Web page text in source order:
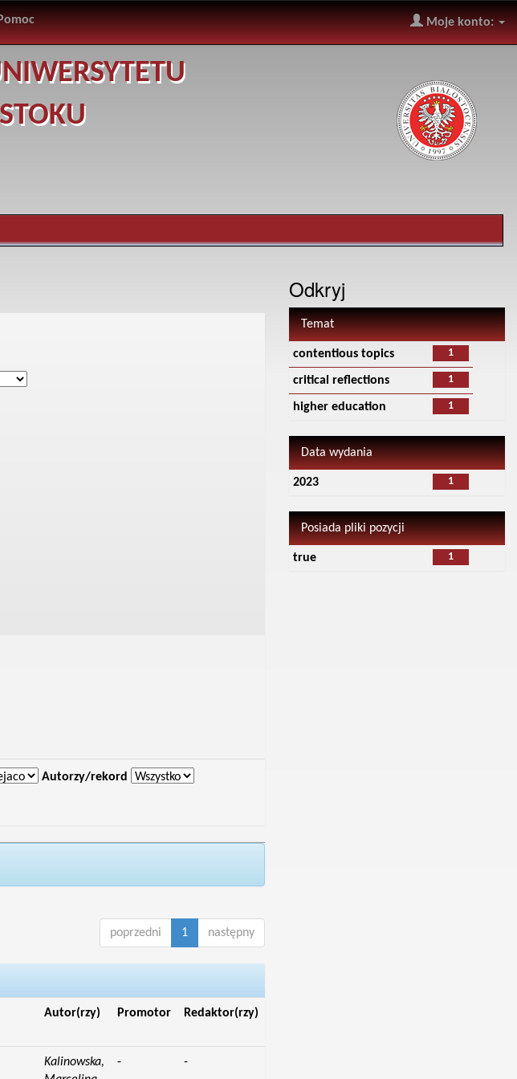
Moje konto:
Autorzy/rekord
poprzedni 1 następny
Autor(rzy) Promotor Redaktor(rzy)
Kalinowska,
- -
Odkryj
Temat
1
contentious topics
1
critical reflections
1
higher education
Data wydania
1
2023
Posiada pliki pozycji
1
true